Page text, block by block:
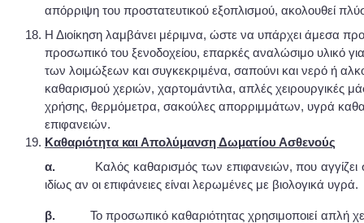
απόρριψη του προστατευτικού εξοπλισμού, ακολουθεί
Η Διοίκηση λαμβάνει μέριμνα, ώστε να υπάρχει άμεσα
προσωπικό του ξενοδοχείου, επαρκές αναλώσιμο υλικό
των λοιμώξεων και συγκεκριμένα, σαπούνι και νερό ή
καθαρισμού χεριών, χαρτομάντιλα, απλές χειρουργικές
χρήσης, θερμόμετρα, σακούλες απορριμμάτων, υγρά
επιφανειών.
Καθαριότητα και Απολύμανση Δωματίου Ασθενούς
α. Καλός καθαρισμός των επιφανειών, που αγγίζει
ιδίως αν οι επιφάνειες είναι λερωμένες με βιολογικά υγρά.
β. Το προσωπικό καθαριότητας χρησιμοποιεί απλή